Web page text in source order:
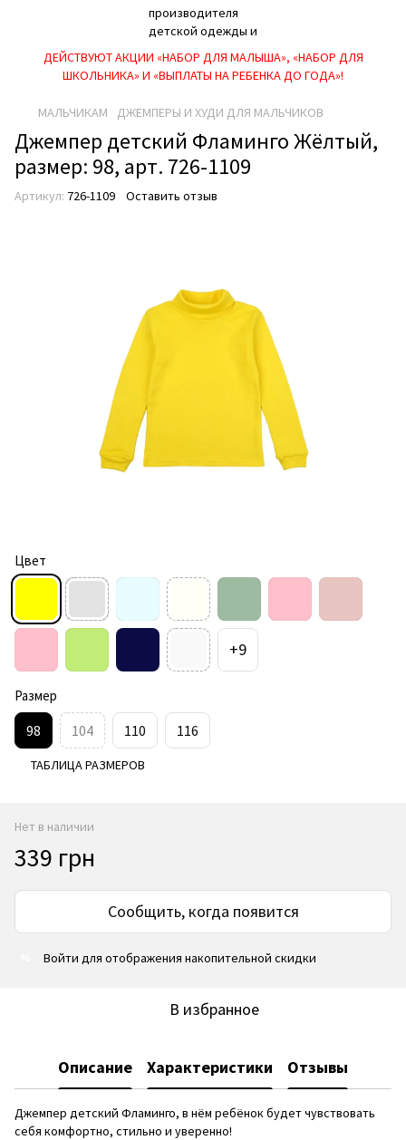
ДЕЙСТВУЮТ АКЦИИ «НАБОР ДЛЯ МАЛЫША», «НАБОР ДЛЯ
ШКОЛЬНИКА» И «ВЫПЛАТЫ НА РЕБEНКА ДО ГОДА»!
МАЛЬЧИКАМ ДЖЕМПЕРЫ И ХУДИ ДЛЯ МАЛЬЧИКОВ
Джемпер детский Фламинго Жёлтый,
размер: 98, арт. 726-1109
Артикул: 726-1109 Оставить отзыв
Цвет
+9
Размер
98 104 110 116
ТАБЛИЦА РАЗМЕРОВ
Нет в наличии
339 грн
Сообщить, когда появится
Войти для отображения накопительной скидки
В избранное
Описание Характеристики Отзывы
Джемпер детский Фламинго, в нём ребёнок будет чувствовать
себя комфортно, стильно и уверенно!